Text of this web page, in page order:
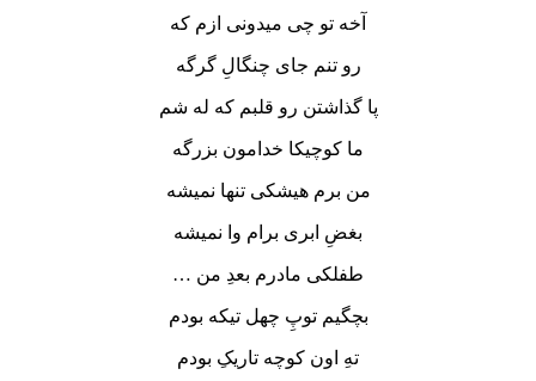
آخه تو چی میدونی ازم که
رو تنم جای چنگالِ گرگه
پا گذاشتن رو قلبم که له شم
ما کوچیکا خدامون بزرگه
من برم هیشکی تنها نمیشه
بغضِ ابری برام وا نمیشه
طفلکی مادرم بعدِ من …
بچگیم توپِ چهل تیکه بودم
تهِ اون کوچه تاریکِ بودم